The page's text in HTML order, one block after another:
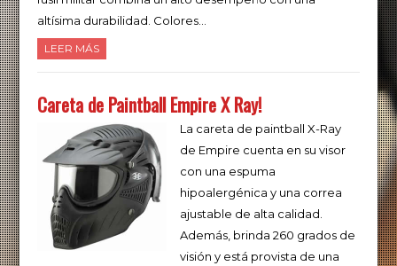
altísima durabilidad. Colores…
LEER MÁS
Careta de Paintball Empire X Ray!
La careta de paintball X-Ray
de Empire cuenta en su visor
con una espuma
hipoalergénica y una correa
ajustable de alta calidad.
Además, brinda 260 grados de
visión y está provista de una